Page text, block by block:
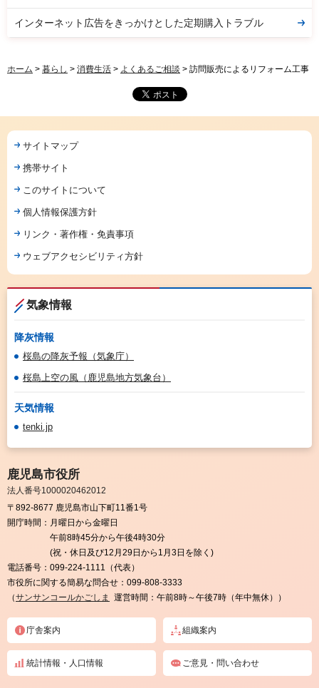
インターネット広告をきっかけとした定期購入トラブル
ホーム > 暮らし > 消費生活 > よくあるご相談 > 訪問販売によるリフォーム工事
サイトマップ
携帯サイト
このサイトについて
個人情報保護方針
リンク・著作権・免責事項
ウェブアクセシビリティ方針
気象情報
降灰情報
桜島の降灰予報（気象庁）
桜島上空の風（鹿児島地方気象台）
天気情報
tenki.jp
鹿児島市役所
法人番号1000020462012
〒892-8677 鹿児島市山下町11番1号
開庁時間： 月曜日から金曜日
午前8時45分から午後4時30分
(祝・休日及び12月29日から1月3日を除く)
電話番号： 099-224-1111（代表）
市役所に関する簡易な問合せ： 099-808-3333
（サンサンコールかごしま 運営時間：午前8時～午後7時（年中無休））
庁舎案内 組織案内
統計情報・人口情報 ご意見・問い合わせ